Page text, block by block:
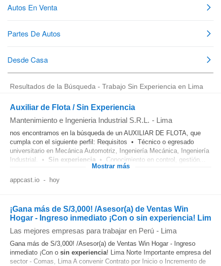
Resultados de la Búsqueda - Trabajo Sin Experiencia en Lima
Auxiliar de Flota / Sin Experiencia
Mantenimiento e Ingenieria Industrial S.R.L. - Lima
nos encontramos en la búsqueda de un AUXILIAR DE FLOTA, que
cumpla con el siguiente perfil: Requisitos • Técnico o egresado
universitario en Mecánica Automotriz, Ingeniería Mecánica, Ingeniería
Industrial. • Sin experiencia • Conocimiento en control, gestión...
Mostrar más
appcast.io - hoy
¡Gana más de S/3,000! /Asesor(a) de Ventas Win
Hogar - Ingreso inmediato ¡Con o sin experiencia! Lim
Las mejores empresas para trabajar en Perú - Lima
Gana más de S/3,000! /Asesor(a) de Ventas Win Hogar - Ingreso
inmediato ¡Con o sin experiencia! Lima Norte Importante empresa del
sector - Comas, Lima A convenir Contrato por Inicio o Incremento de